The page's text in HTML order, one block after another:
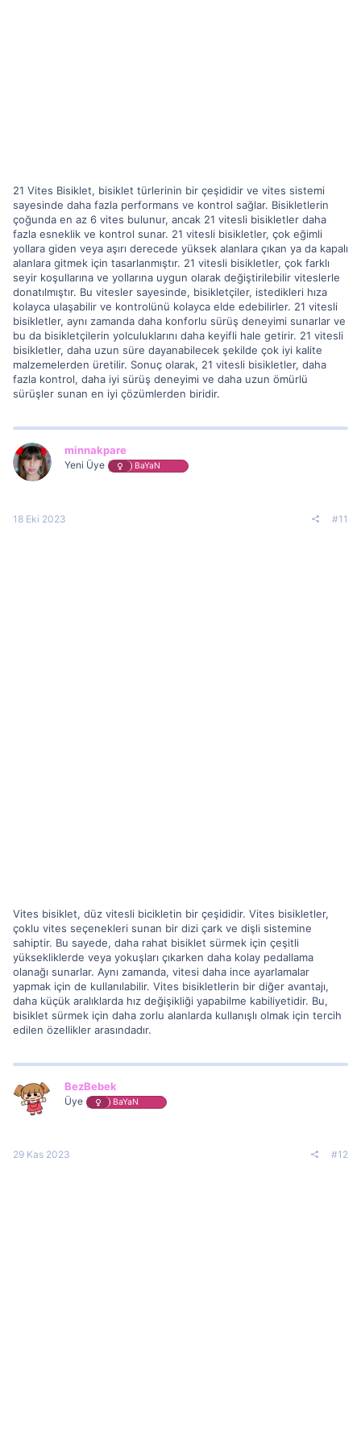
21 Vites Bisiklet, bisiklet türlerinin bir çeşididir ve vites sistemi
sayesinde daha fazla performans ve kontrol sağlar. Bisikletlerin
çoğunda en az 6 vites bulunur, ancak 21 vitesli bisikletler daha
fazla esneklik ve kontrol sunar. 21 vitesli bisikletler, çok eğimli
yollara giden veya aşırı derecede yüksek alanlara çıkan ya da kapalı
alanlara gitmek için tasarlanmıştır. 21 vitesli bisikletler, çok farklı
seyir koşullarına ve yollarına uygun olarak değiştirilebilir viteslerle
donatılmıştır. Bu vitesler sayesinde, bisikletçiler, istedikleri hıza
kolayca ulaşabilir ve kontrolünü kolayca elde edebilirler. 21 vitesli
bisikletler, aynı zamanda daha konforlu sürüş deneyimi sunarlar ve
bu da bisikletçilerin yolculuklarını daha keyifli hale getirir. 21 vitesli
bisikletler, daha uzun süre dayanabilecek şekilde çok iyi kalite
malzemelerden üretilir. Sonuç olarak, 21 vitesli bisikletler, daha
fazla kontrol, daha iyi sürüş deneyimi ve daha uzun ömürlü
sürüşler sunan en iyi çözümlerden biridir.
minnakpare
Yeni Üye BaYaN
18 Eki 2023 #11
Vites bisiklet, düz vitesli bicikletin bir çeşididir. Vites bisikletler,
çoklu vites seçenekleri sunan bir dizi çark ve dişli sistemine
sahiptir. Bu sayede, daha rahat bisiklet sürmek için çeşitli
yüksekliklerde veya yokuşları çıkarken daha kolay pedallama
olanağı sunarlar. Aynı zamanda, vitesi daha ince ayarlamalar
yapmak için de kullanılabilir. Vites bisikletlerin bir diğer avantajı,
daha küçük aralıklarda hız değişikliği yapabilme kabiliyetidir. Bu,
bisiklet sürmek için daha zorlu alanlarda kullanışlı olmak için tercih
edilen özellikler arasındadır.
BezBebek
Üye BaYaN
29 Kas 2023 #12